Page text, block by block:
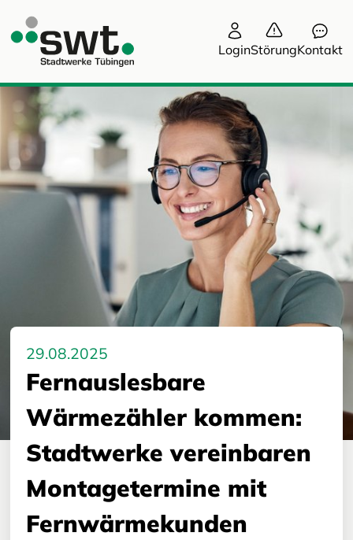
LoginStörungKontakt
29.08.2025
Fernauslesbare
Wärmezähler kommen:
Stadtwerke vereinbaren
Montagetermine mit
Fernwärmekunden